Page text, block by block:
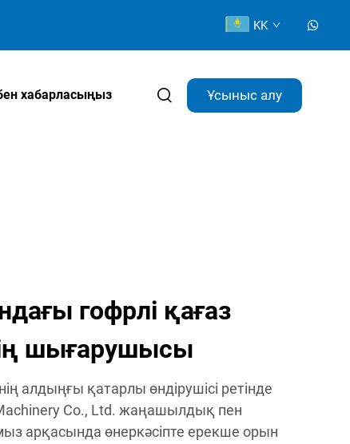
KK
хабарласыңыз Ұсыныс алу
гофрлі қағаз
шығарушысы
алдыңғы қатарлы өндірушісі ретінде
Co., Ltd. жаңашылдық пен
арқасында өнеркәсіпте ерекше орын